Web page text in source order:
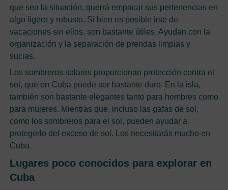
que sea la situación, querrá empacar sus pertenencias en
algo ligero y robusto. Si bien es posible irse de
vacaciones sin ellos, son bastante útiles. Ayudan con la
organización y la separación de prendas limpias y
sucias.
Los sombreros solares proporcionan protección contra el
sol, que en Cuba puede ser bastante duro. En la isla,
también son bastante elegantes tanto para hombres como
para mujeres. Mientras que, incluso las gafas de sol,
como los sombreros para el sol, pueden ayudar a
protegerlo del exceso de sol. Los necesitarás mucho en
Cuba.
Lugares poco conocidos para explorar en
Cuba